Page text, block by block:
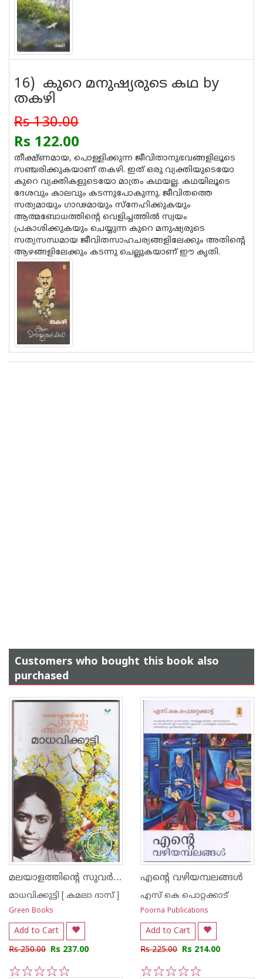
16) കുറെ മനുഷ്യരുടെ കഥ by
തകഴി
Rs 130.00
Rs 122.00
തീക്ഷ്ണമായ, പൊള്ളിക്കുന്ന ജീവിതാനുഭവങ്ങളിലൂടെ
സഞ്ചരിക്കുകയാണ് തകഴി. ഇത് ഒരു വ്യക്തിയുടെയോ
കുറെ വ്യക്തികളുടെയോ മാത്രം കഥയല്ല. കഥയിലൂടെ
ദേശവും കാലവും കടന്നുപോകുന്നു. ജീവിതത്തെ
സത്യമായും ഗാഢമായും സ്‌നേഹിക്കുകയും
ആത്മബോധത്തിന്റെ വെളിച്ചത്തില്‍ സ്വയം
പ്രകാശിക്കുകയും ചെയ്യുന്ന കുറെ മനുഷ്യരുടെ
സത്യസന്ധമായ ജീവിതസാഹചര്യങ്ങളിലേക്കും അതിന്റെ
ആഴങ്ങളിലേക്കും കടന്നു ചെല്ലുകയാണ് ഈ കൃതി.
Customers who bought this book also
purchased
മലയാളത്തിന്റെ സുവര്‍ണ്ണ കഥകള്‍ - മാധവിക്കുട്ടി
മാധവിക്കുട്ടി [ കമലാ ദാസ് ]
Green Books
Add to Cart
Rs 250.00 Rs 237.00
എന്റെ വഴിയമ്പലങ്ങള്‍
എസ്‌ കെ പൊറ്റക്കാട്‌
Poorna Publications
Add to Cart
Rs 225.00 Rs 214.00